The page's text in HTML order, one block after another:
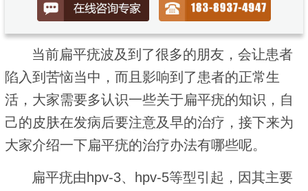
当前扁平疣波及到了很多的朋友，会让患者
陷入到苦恼当中，而且影响到了患者的正常生
活，大家需要多认识一些关于扁平疣的知识，自
己的皮肤在发病后要注意及早的治疗，接下来为
大家介绍一下扁平疣的治疗办法有哪些呢。
扁平疣由hpv-3、hpv-5等型引起，因其主要